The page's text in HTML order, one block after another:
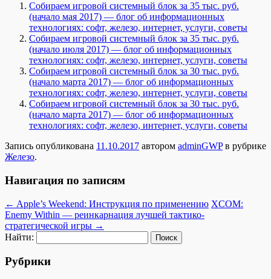
Собираем игровой системный блок за 35 тыс. руб.
(начало мая 2017) — блог об информационных
технологиях: софт, железо, интернет, услуги, советы
Собираем игровой системный блок за 35 тыс. руб.
(начало июля 2017) — блог об информационных
технологиях: софт, железо, интернет, услуги, советы
Собираем игровой системный блок за 30 тыс. руб.
(начало марта 2017) — блог об информационных
технологиях: софт, железо, интернет, услуги, советы
Собираем игровой системный блок за 30 тыс. руб.
(начало марта 2017) — блог об информационных
технологиях: софт, железо, интернет, услуги, советы
Запись опубликована 11.10.2017 автором adminGWPв рубрике
Железо.
Навигация по записям
← Apple’s Weekend: Инструкция по применению XCOM:
Enemy Within — реинкарнация лучшей тактико-
стратегической игры →
Найти:
Рубрики